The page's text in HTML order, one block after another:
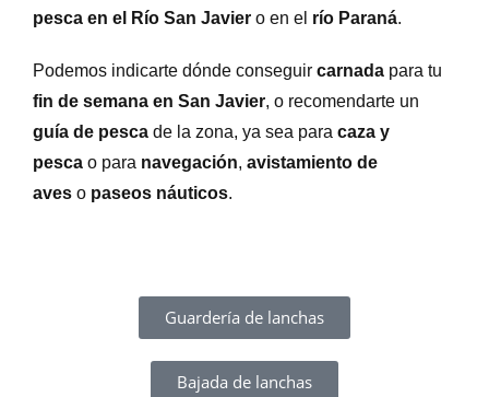
pesca en el Río San Javier o en el río Paraná.
Podemos indicarte dónde conseguir carnada para tu
fin de semana en San Javier, o recomendarte un
guía de pesca de la zona, ya sea para caza y
pesca o para navegación, avistamiento de
aves o paseos náuticos.
Guardería de lanchas
Bajada de lanchas